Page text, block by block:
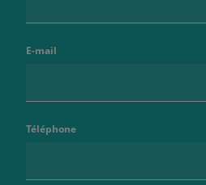
E-mail
Téléphone